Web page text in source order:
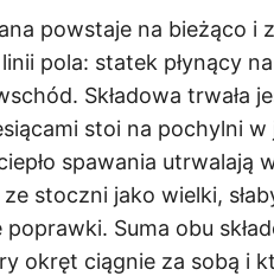
powstaje na bieżąco
pola: statek płynący
Składowa trwała
stoi na pochylni
spawania utrwalają
stoczni jako wielki,
poprawki. Suma obu
okręt ciągnie za sobą i